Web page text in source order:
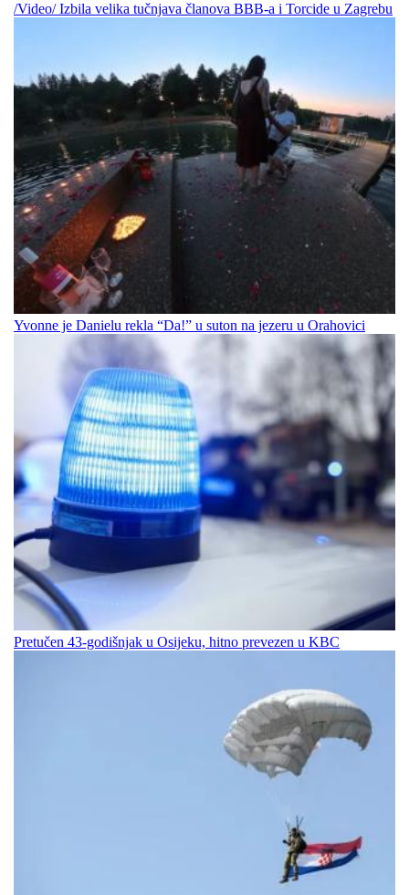
/Video/ Izbila velika tučnjava članova BBB-a i Torcide u Zagrebu
Yvonne je Danielu rekla “Da!” u suton na jezeru u Orahovici
Pretučen 43-godišnjak u Osijeku, hitno prevezen u KBC